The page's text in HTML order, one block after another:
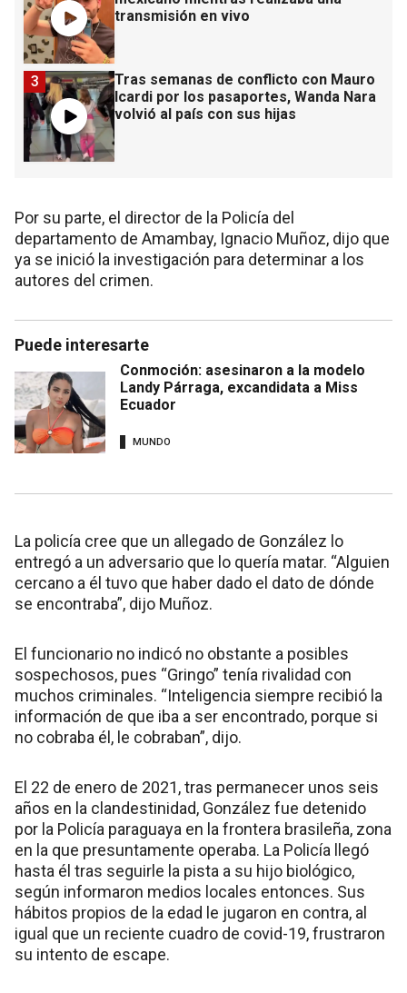
transmisión en vivo
Tras semanas de conflicto con Mauro
Icardi por los pasaportes, Wanda Nara
volvió al país con sus hijas
3
Por su parte, el director de la Policía del
departamento de Amambay, Ignacio Muñoz, dijo que
ya se inició la investigación para determinar a los
autores del crimen.
Puede interesarte
Conmoción: asesinaron a la modelo
Landy Párraga, excandidata a Miss
Ecuador
MUNDO
La policía cree que un allegado de González lo
entregó a un adversario que lo quería matar. “Alguien
cercano a él tuvo que haber dado el dato de dónde
se encontraba”, dijo Muñoz.
El funcionario no indicó no obstante a posibles
sospechosos, pues “Gringo” tenía rivalidad con
muchos criminales. “Inteligencia siempre recibió la
información de que iba a ser encontrado, porque si
no cobraba él, le cobraban”, dijo.
El 22 de enero de 2021, tras permanecer unos seis
años en la clandestinidad, González fue detenido
por la Policía paraguaya en la frontera brasileña, zona
en la que presuntamente operaba. La Policía llegó
hasta él tras seguirle la pista a su hijo biológico,
según informaron medios locales entonces. Sus
hábitos propios de la edad le jugaron en contra, al
igual que un reciente cuadro de covid-19, frustraron
su intento de escape.